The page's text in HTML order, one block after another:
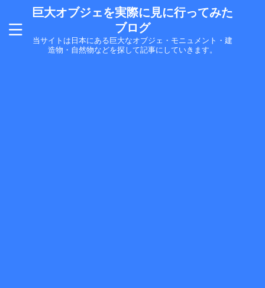
巨大オブジェを実際に見に行ってみた
ブログ
当サイトは日本にある巨大なオブジェ・モニュメント・建
造物・自然物などを探して記事にしていきます。